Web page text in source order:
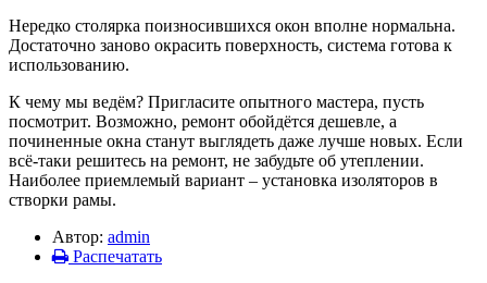
Нередко столярка поизносившихся окон вполне нормальна.
Достаточно заново окрасить поверхность, система готова к
использованию.
К чему мы ведём? Пригласите опытного мастера, пусть
посмотрит. Возможно, ремонт обойдётся дешевле, а
починенные окна станут выглядеть даже лучше новых. Если
всё-таки решитесь на ремонт, не забудьте об утеплении.
Наиболее приемлемый вариант – установка изоляторов в
створки рамы.
Автор: admin
Распечатать